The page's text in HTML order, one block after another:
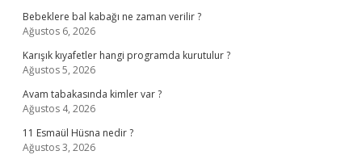
Bebeklere bal kabağı ne zaman verilir ?
Ağustos 6, 2026
Karışık kıyafetler hangi programda kurutulur ?
Ağustos 5, 2026
Avam tabakasında kimler var ?
Ağustos 4, 2026
11 Esmaül Hüsna nedir ?
Ağustos 3, 2026